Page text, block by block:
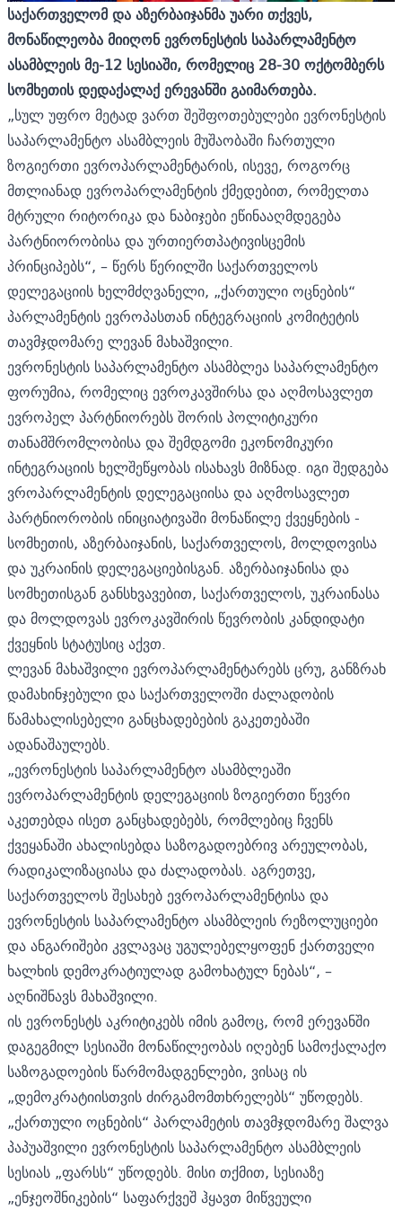
საქართველომ და აზერბაიჯანმა უარი თქვეს,
მონაწილეობა მიიღონ ევრონესტის საპარლამენტო
ასამბლეის მე-12 სესიაში, რომელიც 28-30 ოქტომბერს
სომხეთის დედაქალაქ ერევანში გაიმართება.
„სულ უფრო მეტად ვართ შეშფოთებულები ევრონესტის
საპარლამენტო ასამბლეის მუშაობაში ჩართული
ზოგიერთი ევროპარლამენტარის, ისევე, როგორც
მთლიანად ევროპარლამენტის ქმედებით, რომელთა
მტრული რიტორიკა და ნაბიჯები ეწინააღმდეგება
პარტნიორობისა და ურთიერთპატივისცემის
პრინციპებს“, – წერს წერილში საქართველოს
დელეგაციის ხელმძღვანელი, „ქართული ოცნების“
პარლამენტის ევროპასთან ინტეგრაციის კომიტეტის
თავმჯდომარე ლევან მახაშვილი.
ევრონესტის საპარლამენტო ასამბლეა საპარლამენტო
ფორუმია, რომელიც ევროკავშირსა და აღმოსავლეთ
ევროპელ პარტნიორებს შორის პოლიტიკური
თანამშრომლობისა და შემდგომი ეკონომიკური
ინტეგრაციის ხელშეწყობას ისახავს მიზნად. იგი შედგება
ვროპარლამენტის დელეგაციისა და აღმოსავლეთ
პარტნიორობის ინიციატივაში მონაწილე ქვეყნების -
სომხეთის, აზერბაიჯანის, საქართველოს, მოლდოვისა
და უკრაინის დელეგაციებისგან. აზერბაიჯანისა და
სომხეთისგან განსხვავებით, საქართველოს, უკრაინასა
და მოლდოვას ევროკავშირის წევრობის კანდიდატი
ქვეყნის სტატუსიც აქვთ.
ლევან მახაშვილი ევროპარლამენტარებს ცრუ, განზრახ
დამახინჯებული და საქართველოში ძალადობის
წამახალისებელი განცხადებების გაკეთებაში
ადანაშაულებს.
„ევრონესტის საპარლამენტო ასამბლეაში
ევროპარლამენტის დელეგაციის ზოგიერთი წევრი
აკეთებდა ისეთ განცხადებებს, რომლებიც ჩვენს
ქვეყანაში ახალისებდა საზოგადოებრივ არეულობას,
რადიკალიზაციასა და ძალადობას. აგრეთვე,
საქართველოს შესახებ ევროპარლამენტისა და
ევრონესტის საპარლამენტო ასამბლეის რეზოლუციები
და ანგარიშები კვლავაც უგულებელყოფენ ქართველი
ხალხის დემოკრატიულად გამოხატულ ნებას“, –
აღნიშნავს მახაშვილი.
ის ევრონესტს აკრიტიკებს იმის გამოც, რომ ერევანში
დაგეგმილ სესიაში მონაწილეობას იღებენ სამოქალაქო
საზოგადოების წარმომადგენლები, ვისაც ის
„დემოკრატიისთვის ძირგამომთხრელებს“ უწოდებს.
„ქართული ოცნების“ პარლამეტის თავმჯდომარე შალვა
პაპუაშვილი ევრონესტის საპარლამენტო ასამბლეის
სესიას „ფარსს“ უწოდებს. მისი თქმით, სესიაზე
„ენჯეოშნიკების“ საფარქვეშ ჰყავთ მიწვეული